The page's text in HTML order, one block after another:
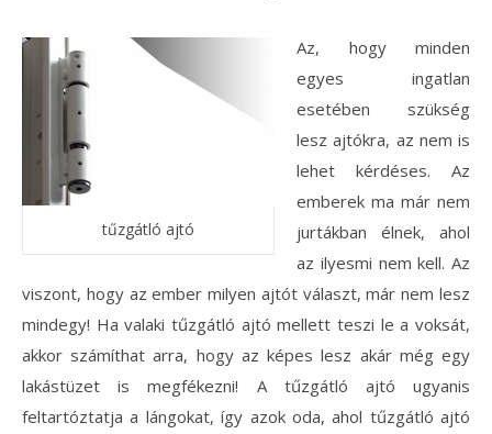
tűzgátló ajtó
Az, hogy minden
egyes ingatlan
esetében szükség
lesz ajtókra, az nem is
lehet kérdéses. Az
emberek ma már nem
jurtákban élnek, ahol
az ilyesmi nem kell. Az
viszont, hogy az ember milyen ajtót választ, már nem lesz
mindegy! Ha valaki tűzgátló ajtó mellett teszi le a voksát,
akkor számíthat arra, hogy az képes lesz akár még egy
lakástüzet is megfékezni! A tűzgátló ajtó ugyanis
feltartóztatja a lángokat, így azok oda, ahol tűzgátló ajtó